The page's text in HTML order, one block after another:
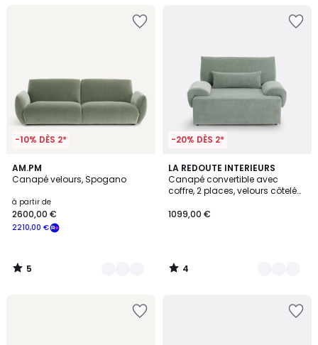
-10% DÈS 2*
AM.PM
Canapé velours, Spogano
à partir de
2210,00 €
2600,00 €
5
/
15
Couleurs
5
/
-20% DÈS 2*
LA REDOUTE INTERIEURS
Canapé convertible avec
coffre, 2 places, velours côtelé
1099,00 €
4
/
5
7
Couleurs
4
/